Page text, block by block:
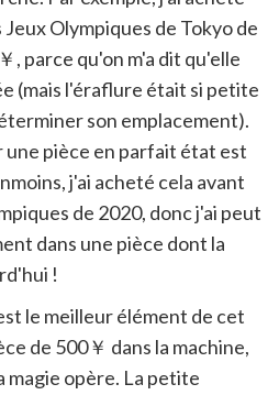
Olympiques de Tokyo de
, parce qu'on m'a dit qu'elle
(mais l'éraflure était si petite
son emplacement).
une pièce en parfait état est
j'ai acheté cela avant
de 2020, donc j'ai peut
dans une pièce dont la
!
le meilleur élément de cet
de 500￥ dans la machine,
magie opère. La petite